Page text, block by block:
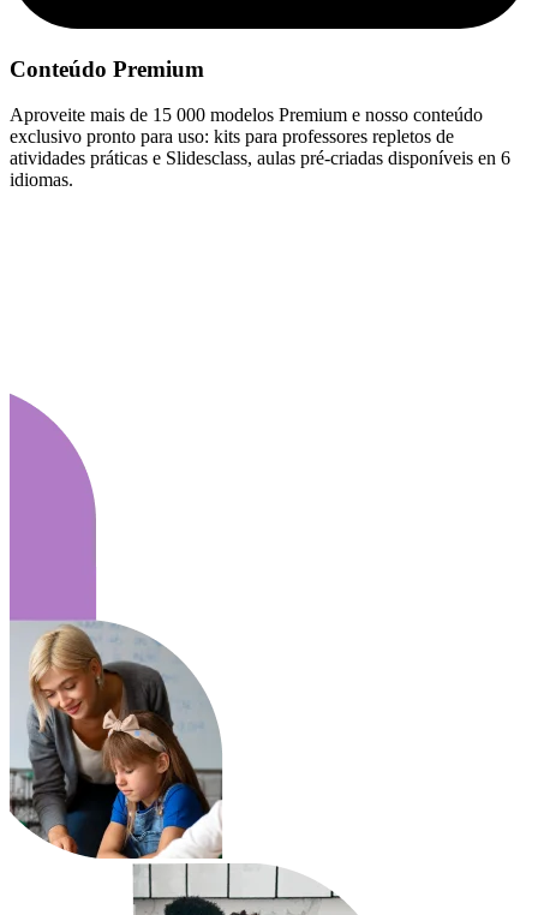
Conteúdo Premium
Aproveite mais de 15 000 modelos Premium e nosso conteúdo
exclusivo pronto para uso: kits para professores repletos de
atividades práticas e Slidesclass, aulas pré-criadas disponíveis en 6
idiomas.